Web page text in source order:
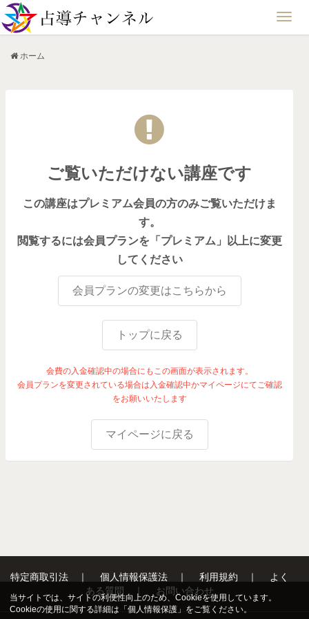
当サイトでは、サイトの利便性向上のため、Cookieを使用しています。
Cookieの使用に関する詳細は「個人情報保護 」をご覧ください。
ホーム
ご覧いただけない講座です
この講座はプレミアム会員の方のみご覧いただけま
す。
閲覧するには会員プランを「プレミアム」以上に変更
してください
会員プランの変更はこちらから
トップに戻る
会費の入金確認中の場合にもこの画面が表示されます。
会員プランを変更されている場合は入金確認中かマイページにてご確認
をお願いいたします
マイページに戻る
特定商取引法｜ 個人情報保護法｜ 利用規約 ｜
よく
ある質問
お問い合わせ